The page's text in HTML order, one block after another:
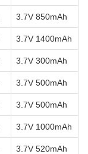
3.7V 850mAh
3.7V 1400mAh
3.7V 300mAh
3.7V 500mAh
3.7V 500mAh
3.7V 1000mAh
3.7V 520mAh